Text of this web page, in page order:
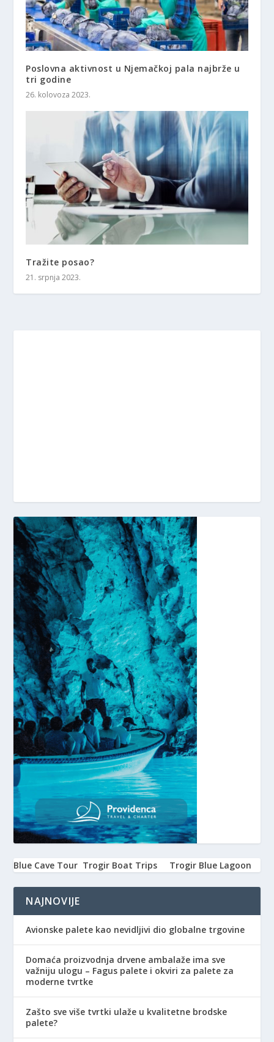
Poslovna aktivnost u Njemačkoj pala najbrže u
tri godine
26. kolovoza 2023.
Tražite posao?
21. srpnja 2023.
Blue Cave Tour Trogir Boat Trips Trogir Blue Lagoon
NAJNOVIJE
Avionske palete kao nevidljivi dio globalne trgovine
Domaća proizvodnja drvene ambalaže ima sve
važniju ulogu – Fagus palete i okviri za palete za
moderne tvrtke
Zašto sve više tvrtki ulaže u kvalitetne brodske
palete?